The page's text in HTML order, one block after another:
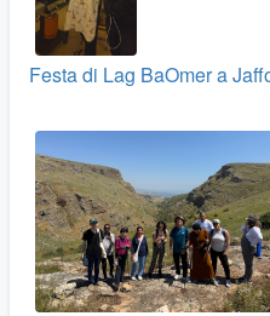
Festa di Lag BaOmer a